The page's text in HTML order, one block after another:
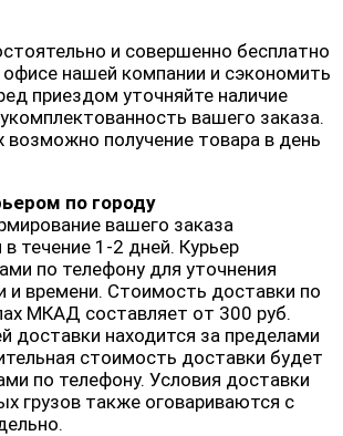
и совершенно бесплатно
офисе нашей компании и сэкономить
приездом уточняйте наличие
вашего заказа.
возможно получение товара в день
по городу
вашего заказа
течение 1-2 дней. Курьер
по телефону для уточнения
и времени. Стоимость доставки по
МКАД составляет от 300 руб.
доставки находится за пределами
стоимость доставки будет
по телефону. Условия доставки
грузов также оговариваются с